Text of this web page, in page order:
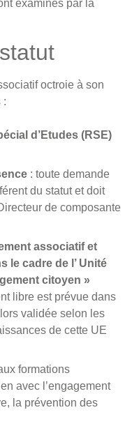
examinés par la
octroie à son
:
d’Etudes (RSE)
: toute demande
du statut et doit
de composante
associatif et
le cadre de l’ Unité
citoyen »
libre est prévue dans
validée selon les
de cette UE
formations
avec l’engagement
la prévention des